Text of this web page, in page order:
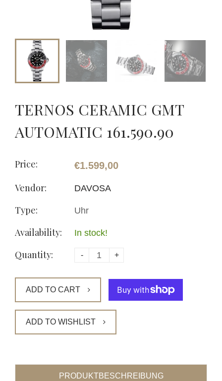
TERNOS CERAMIC GMT
AUTOMATIC 161.590.90
Price: €1.599,00
Vendor: DAVOSA
Type: Uhr
Availability: In stock!
Quantity: - +
ADD TO CART
ADD TO WISHLIST
PRODUKTBESCHREIBUNG